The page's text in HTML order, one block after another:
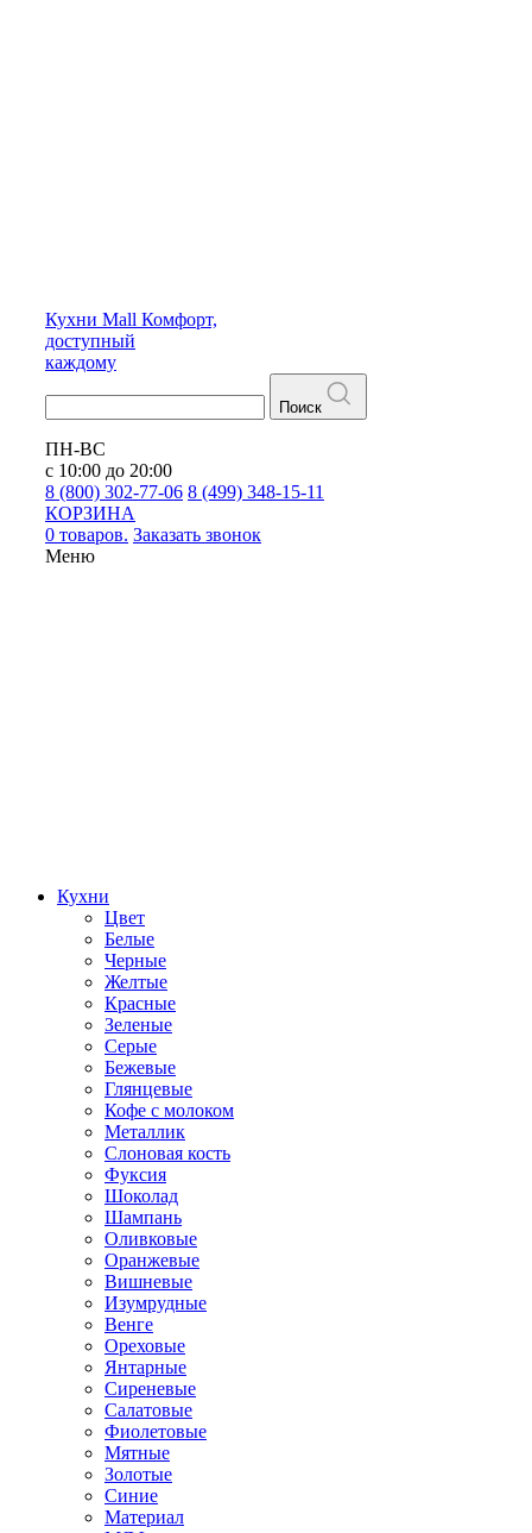
Кухни Mall Комфорт,
доступный
каждому
Поиск
ПН-ВС
с 10:00 до 20:00
8 (800) 302-77-06 8 (499) 348-15-11
КОРЗИНА
0 товаров. Заказать звонок
Меню
Кухни
Цвет
Белые
Черные
Желтые
Красные
Зеленые
Серые
Бежевые
Глянцевые
Кофе с молоком
Металлик
Слоновая кость
Фуксия
Шоколад
Шампань
Оливковые
Оранжевые
Вишневые
Изумрудные
Венге
Ореховые
Янтарные
Сиреневые
Салатовые
Фиолетовые
Мятные
Золотые
Синие
Материал